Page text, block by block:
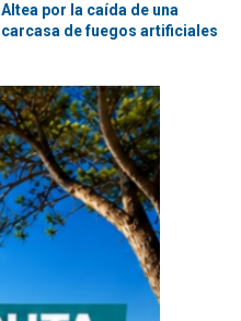
Altea por la caída de una
carcasa de fuegos artificiales